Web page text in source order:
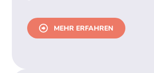
MEHR ERFAHREN